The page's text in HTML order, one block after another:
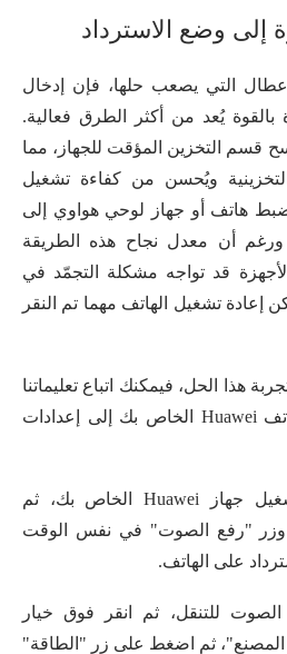
إلى وضع الاسترداد
التي يصعب حلها، فإن إدخال
بالقوة يُعد من أكثر الطرق فعالية.
قسم التخزين المؤقت للجهاز، مما
ويُحسن من كفاءة تشغيل
ضبط هاتف أو جهاز لوحي هواوي إلى
ورغم أن معدل نجاح هذه الطريقة
قد تواجه مشكلة التجمّد في
إعادة تشغيل الهاتف مهما تم النقر
هذا الحل، فيمكنك اتباع تعليماتنا
خطوة بخطوة لاستعادة هاتف Huawei الخاص بك إلى إعدادات
قم بإيقاف تشغيل جهاز Huawei الخاص بك، ثم
"رفع الصوت" في نفس الوقت
على الهاتف.
الصوت للتنقل، ثم انقر فوق خيار
ثم اضغط على زر "الطاقة"